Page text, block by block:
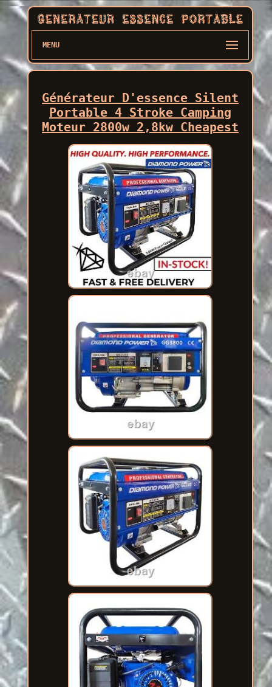
MENU
Générateur D'essence Silent
Portable 4 Stroke Camping
Moteur 2800w 2,8kw Cheapest